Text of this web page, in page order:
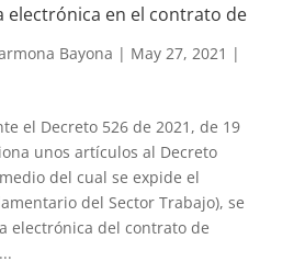
electrónica en el contrato de
Bayona | May 27, 2021 |
el Decreto 526 de 2021, de 19
unos artículos al Decreto
del cual se expide el
del Sector Trabajo), se
electrónica del contrato de